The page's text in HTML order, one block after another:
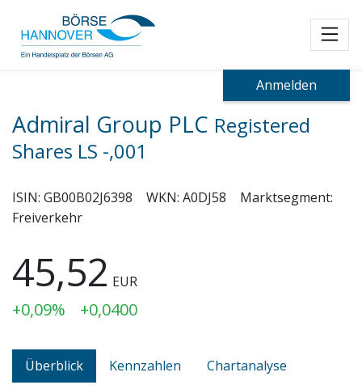
Anmelden
Admiral Group PLC Registered
Shares LS -,001
ISIN: GB00B02J6398 WKN: A0DJ58
Marktsegment:
Freiverkehr
45,52 EUR
+0,09% +0,0400
Überblick Kennzahlen
Chartanalyse